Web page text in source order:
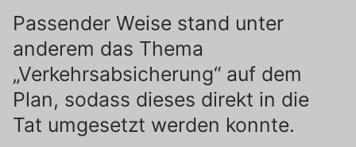
Passender Weise stand unter
anderem das Thema
„Verkehrsabsicherung“ auf dem
Plan, sodass dieses direkt in die
Tat umgesetzt werden konnte.